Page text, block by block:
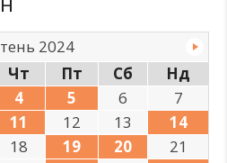
2024
Чт Пт Сб
Нд
4 5 6
7
11 12 13
14
18 19 20
21